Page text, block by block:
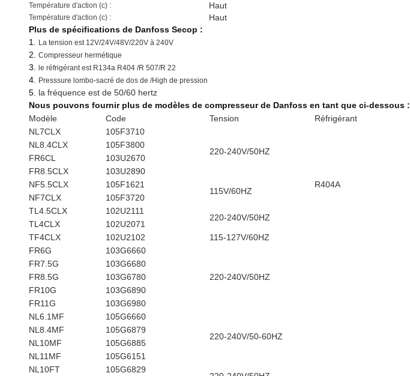
Température d'action (c) : Haut
Température d'action (c) :
Haut
Plus de spécifications de Danfoss Secop :
1.
La tension est 12V/24V/48V/220V à 240V
2. Compresseur hermétique
3. le réfrigérant est R134a R404 /R 507/R 22
4. Presssure lombo-sacré de dos de /High de pression
5. la fréquence est de 50/60 hertz
Nous pouvons fournir plus de modèles de compresseur de Danfoss en tant que ci-dessous :
Modèle
Code Tension
Réfrigérant
NL7CLX
105F3710
220-240V/50HZ
R404A
NL8.4CLX
105F3800
FR6CL
103U2670
FR8.5CLX
103U2890
NF5.5CLX
105F1621
115V/60HZ
NF7CLX
105F3720
TL4.5CLX
102U2111
220-240V/50HZ
TL4CLX
102U2071
TF4CLX
102U2102
115-127V/60HZ
FR6G
103G6660
220-240V/50HZ
FR7.5G
103G6680
FR8.5G
103G6780
FR10G
103G6890
FR11G
103G6980
NL6.1MF
105G6660
220-240V/50-60HZ
NL8.4MF
105G6879
NL10MF
105G6885
NL11MF
105G6151
NL10FT
105G6829